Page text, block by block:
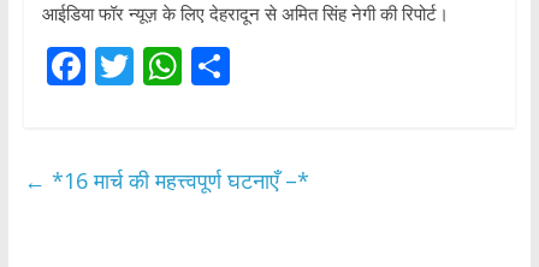
आईडिया फॉर न्यूज़ के लिए देहरादून से अमित सिंह नेगी की रिपोर्ट।
F
b
T
er
W
s
S
e
← *16 मार्च की महत्त्वपूर्ण घटनाएँ –*